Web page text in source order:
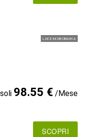
LUCE MONORARIA
98.55 €/Mese
SCOPRI